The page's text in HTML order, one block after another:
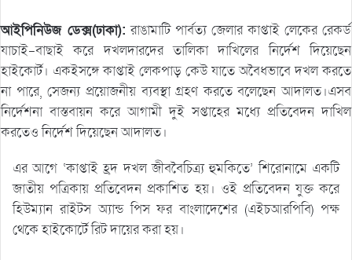
আইপিনিউজ ডেক্স(ঢাকা): রাঙামাটি পার্বত্য জেলার কাপ্তাই লেকের রেকর্ড
যাচাই-বাছাই করে দখলদারদের তালিকা দাখিলের নির্দেশ দিয়েছেন
হাইকোর্ট। একইসঙ্গে কাপ্তাই লেকপাড় কেউ যাতে অবৈধভাবে দখল করতে
না পারে, সেজন্য প্রয়োজনীয় ব্যবস্থা গ্রহণ করতে বলেছেন আদালত।এসব
নির্দেশনা বাস্তবায়ন করে আগামী দুই সপ্তাহের মধ্যে প্রতিবেদন দাখিল
করতেও নির্দেশ দিয়েছেন আদালত।
এর আগে ‘কাপ্তাই হ্রদ দখল জীববৈচিত্র্য হুমকিতে’ শিরোনামে একটি
জাতীয় পত্রিকায় প্রতিবেদন প্রকাশিত হয়। ওই প্রতিবেদন যুক্ত করে
হিউম্যান রাইটস অ্যান্ড পিস ফর বাংলাদেশের (এইচআরপিবি) পক্ষ
থেকে হাইকোর্টে রিট দায়ের করা হয়।